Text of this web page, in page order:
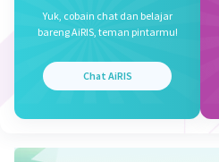
jawabannya 2
Beri Rating (0
Yuk, cobain chat dan belajar
bareng AiRIS, teman pintarmu!
Chat AiRIS